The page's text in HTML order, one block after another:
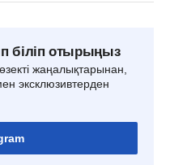
біліп отырыңыз
жаңалықтарынан,
эксклюзивтерден